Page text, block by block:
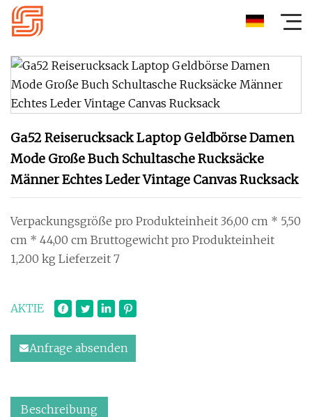
Ga52 Reiserucksack Laptop Geldbörse Damen
Mode Große Buch Schultasche Rucksäcke
Männer Echtes Leder Vintage Canvas Rucksack
Verpackungsgröße pro Produkteinheit 36,00 cm * 5,50
cm * 44,00 cm Bruttogewicht pro Produkteinheit
1,200 kg Lieferzeit 7
AKTIE
Anfrage absenden
Beschreibung